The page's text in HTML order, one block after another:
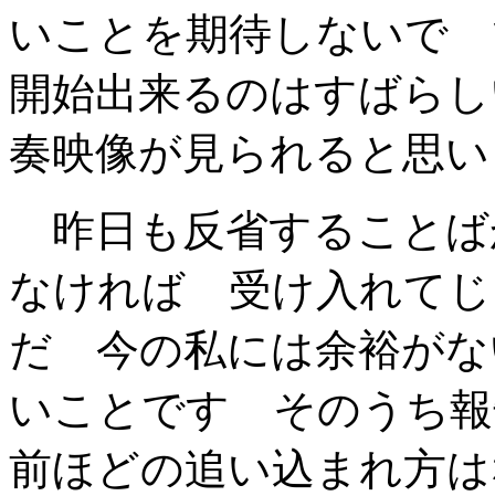
いことを期待しないで
開始出来るのはすばら
奏映像が見られると思
昨日も反省すること
なければ 受け入れて
だ 今の私には余裕が
いことです そのうち
前ほどの追い込まれ方